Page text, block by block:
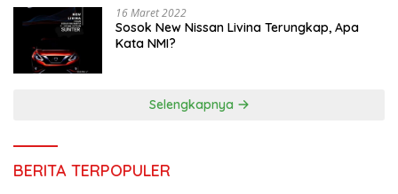
16 Maret 2022
Sosok New Nissan Livina Terungkap, Apa
Kata NMI?
Selengkapnya
BERITA TERPOPULER